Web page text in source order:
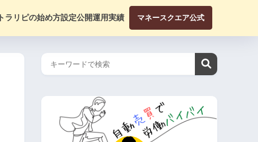
トラリピの始め方設定公開運用実績 マネースクエア公式